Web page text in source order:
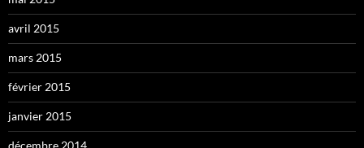
avril 2015
mars 2015
février 2015
janvier 2015
décembre 2014